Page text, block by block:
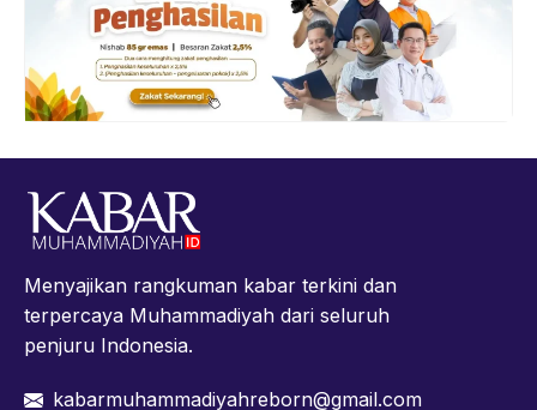
Menyajikan rangkuman kabar terkini dan
terpercaya Muhammadiyah dari seluruh
penjuru Indonesia.
kabarmuhammadiyahreborn@gmail.com